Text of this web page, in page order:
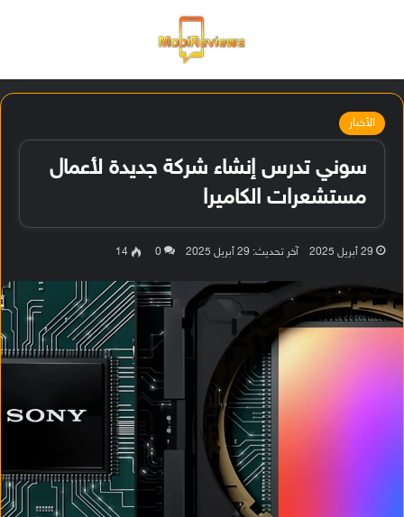
الأخبار
سوني تدرس إنشاء شركة جديدة لأعمال
مستشعرات الكاميرا
29 أبريل 2025 آخر تحديث: 29 أبريل 2025 0
14